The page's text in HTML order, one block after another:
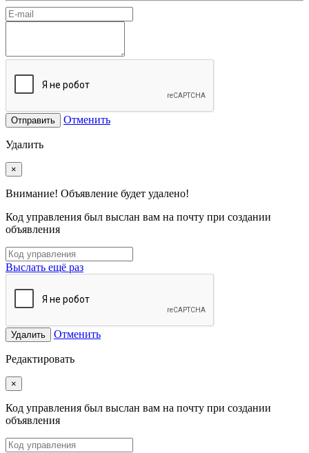
Отправить Отменить
Удалить
×
Внимание! Объявление будет удалено!
Код управления был выслан вам на почту при создании
объявления
Выслать ещё раз
Удалить Отменить
Редактировать
×
Код управления был выслан вам на почту при создании
объявления